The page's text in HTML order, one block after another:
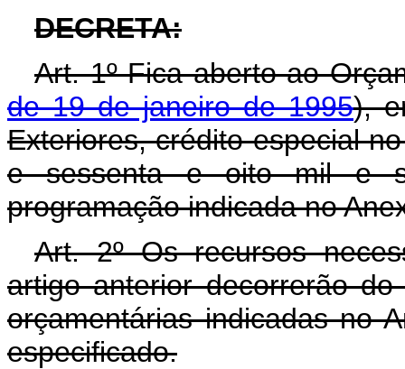
DECRETA:
Art. 1º Fica aberto ao
de 19 de janeiro de 1995),
Exteriores, crédito especial
e sessenta e oito mil e
programação indicada no
Art. 2º Os recursos
artigo anterior decorrerão
orçamentárias indicadas no
especificado.